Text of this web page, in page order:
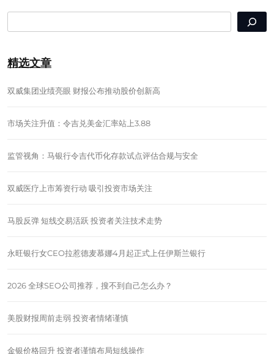
精选文章
双威集团业绩亮眼 财报公布推动股价创新高
市场关注升值：令吉兑美金汇率站上3.88
监管视角：马银行令吉代币化存款试点评估合规与安全
双威医疗上市筹资行动 吸引投资市场关注
马股反弹 短线交易活跃 投资者关注技术走势
永旺银行女CEO拉惹德麦慕娜4月起正式上任伊斯兰银行
2026 全球SEO公司推荐，搜不到自己怎么办？
美股财报周前走弱 投资者情绪谨慎
金银价格回升 投资者谨慎布局短线操作